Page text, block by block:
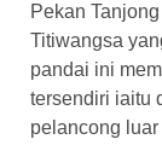
Pekan
Titiwangsa
pandai ini
tersendiri iaitu
pelancong